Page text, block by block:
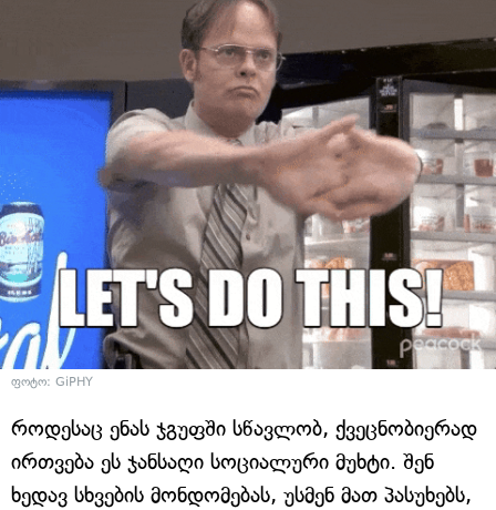
ფოტო: GiPHY
როდესაც ენას ჯგუფში სწავლობ, ქვეცნობიერად
ირთვება ეს ჯანსაღი სოციალური მუხტი. შენ
ხედავ სხვების მონდომებას, უსმენ მათ პასუხებს,